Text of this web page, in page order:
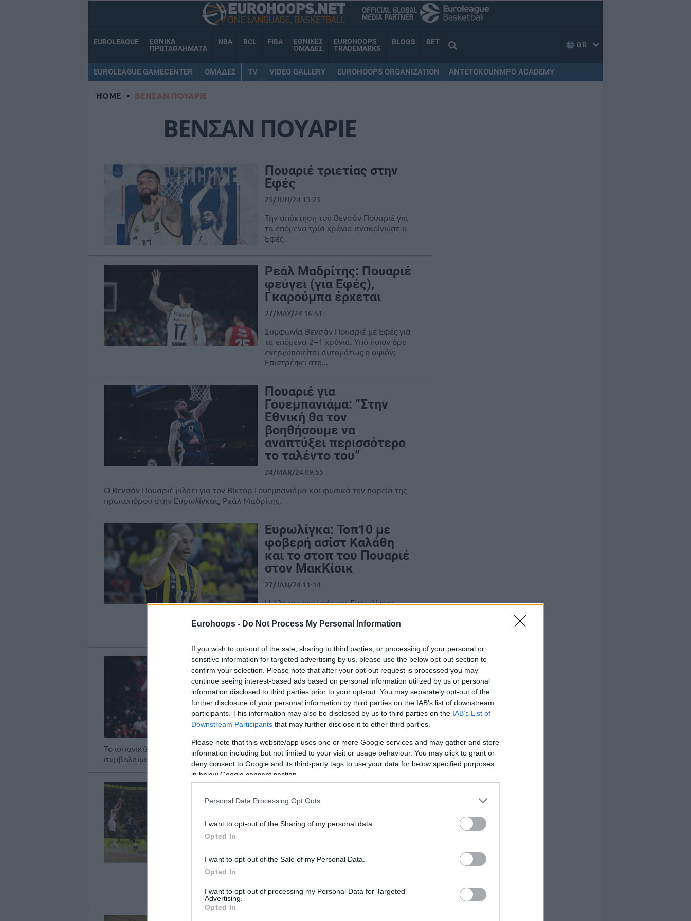
Eurohoops - Do Not Process My Personal Information
If you wish to opt-out of the sale, sharing to third parties, or processing of your personal or
sensitive information for targeted advertising by us, please use the below opt-out section to
confirm your selection. Please note that after your opt-out request is processed you may
continue seeing interest-based ads based on personal information utilized by us or personal
information disclosed to third parties prior to your opt-out. You may separately opt-out of the
further disclosure of your personal information by third parties on the IAB’s list of downstream
participants. This information may also be disclosed by us to third parties on the IAB’s List of
Downstream Participants that may further disclose it to other third parties.
Please note that this website/app uses one or more Google services and may gather and store
information including but not limited to your visit or usage behaviour. You may click to grant or
deny consent to Google and its third-party tags to use your data for below specified purposes
in below Google consent section.
Personal Data Processing Opt Outs
I want to opt-out of the Sharing of my personal data.
Opted In
I want to opt-out of the Sale of my Personal Data.
Opted In
I want to opt-out of processing my Personal Data for Targeted
Advertising.
Opted In
EUROLEAGUE
ΕΘΝΙΚΑ
ΠΡΩΤΑΘΛΗΜΑΤΑ
NBA BCL FIBA
ΕΘΝΙΚΕΣ
ΟΜΑΔΕΣ
EUROHOOPS
TRADEMARKS
BLOGS BET GR
EUROLEAGUE GAMECENTER ΟΜΑΔΕΣ TV VIDEO GALLERY EUROHOOPS ORGANIZATION ANTETOKOUNMPO ACADEMY
HOME • ΒΕΝΣΑΝ ΠΟΥΑΡΙΕ
ΒΕΝΣΑΝ ΠΟΥΑΡΙΕ
Πουαριέ τριετίας στην
Εφές
25/JUN/24 13:25
Την απόκτηση του Βενσάν Πουαριέ για
τα επόμενα τρία χρόνια ανακοίνωσε η
Εφές.
Ρεάλ Μαδρίτης: Πουαριέ
φεύγει (για Εφές),
Γκαρούμπα έρχεται
27/MAY/24 16:51
Συμφωνία Βενσάν Πουαριέ με Εφές για
τα επόμενα 2+1 χρόνια. Υπό ποιον όρο
ενεργοποιείται αυτομάτως η οψιόν;
Επιστρέφει στη...
Πουαριέ για
Γουεμπανιάμα: “Στην
Εθνική θα τον
βοηθήσουμε να
αναπτύξει περισσότερο
το ταλέντο του”
24/MAR/24 09:55
Ο Βενσάν Πουαριέ μιλάει για τον Βίκτορ Γουεμπανιάμα και φυσικά την πορεία της
πρωτοπόρου στην Ευρωλίγκας, Ρεάλ Μαδρίτης.
Ευρωλίγκα: Τοπ10 με
φοβερή ασίστ Καλάθη
και το στοπ του Πουαριέ
στον ΜακΚίσικ
27/JAN/24 11:14
Η 23η αγωνιστικής της Ευρωλίγκας
έρχεται σαν κερασάκι στην τούρτα δύο
Παναθηναϊκός: Η
“Mundo” αναφέρει με…
ποσά το ενδιαφέρον για
τους Ταβάρες και
Χεζόνια!
24/JAN/24 15:55
Το ισπανικό δημοσίευμα είναι ένα… καμπανάκι στη Ρεάλ, για τη λήξη των
συμβολαίων των Ταβάρες, Χεζόνια, Μούσα και Πουαριέ,...
Γκριγκόνις &
της χρονιάς
Το 2023 μετράει... ώρες και η
μπορούσαν...